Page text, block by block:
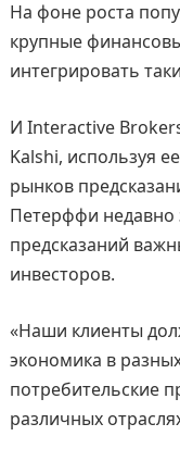
На фоне роста
крупные
интегрировать
И Interactive
Kalshi, используя
рынков
Петерффи недавно
предсказаний
инвесторов.
«Наши клиенты
экономика в
потребительские
различных